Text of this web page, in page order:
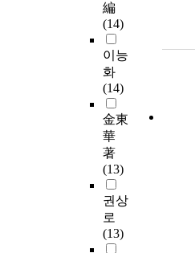
編
(14)
이능
화
(14)
金東
華
著
(13)
권상
로
(13)